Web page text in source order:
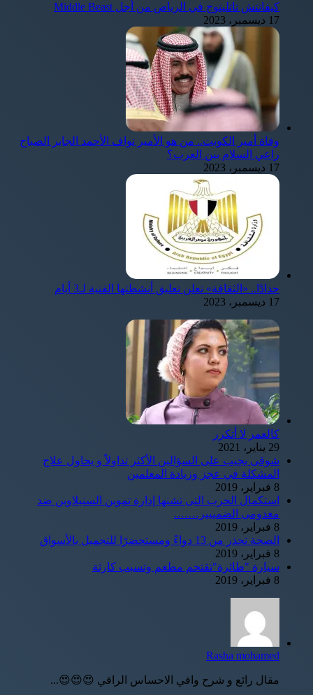
كيفانتش تاتليتوج في الرياض من أجل Middle Beast
17 ديسمبر، 2023
وفاة أمير الكويت.. من هو الأمير نواف الأحمد الجابر الصباح
راعي السلام بين العرب؟
17 ديسمبر، 2023
حدادًا.. «الثقافة» تعلن تعليق أنشطتها الفنية لـ3 أيام
17 ديسمبر، 2023
كالعمر لا أتكرر
29 يناير، 2021
شوقى يجيب على السؤالين الأكثر تداولاً و يحاول علاج
المشكلة في عجز وزيادة المعلمين
8 فبراير، 2019
استكمال الحرب التى تشنها إدارة تموين السنبلاوين ضد
معدومى الضمييير…….
8 فبراير، 2019
الصحة تحذر من 13 دواءً ومستحضرًا للتجميل بالأسواق
8 فبراير، 2019
سيارة "طائرة"تقتحم مطعم وتسبب كارثة
8 فبراير، 2019
Rasha mohamed
مقال رائع و شرح وافي الاحساس الراقي 😍😍😍...